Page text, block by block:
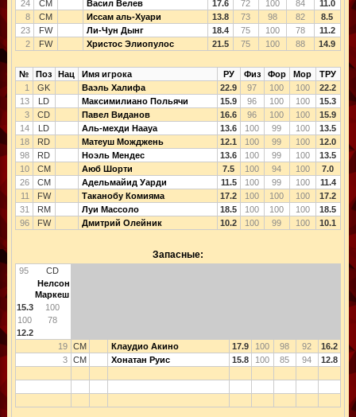
24
CM Васил Велев 17.6 72 100 84
11.0
8
CM Иссам аль-Хуари 13.8 73 98 82
8.5
23
FW Ли-Чун Дынг 18.4 75 100 78
11.2
2
FW Христос Элиопулос 21.5 75 100 88 14.9
№ Поз Нац Имя игрока РУ Физ Фор Мор
ТРУ
1
GK Ваэль Халифа 22.9 97 100 100
22.2
13
LD Максимилиано Польячи 15.9 96 100 100
15.3
3
CD Павел Виданов 16.6 96 100 100
15.9
14
LD Аль-мехди Наауа 13.6 100 99 100
13.5
18
RD Матеуш Можджень 12.1 100 99 100
12.0
98
RD Ноэль Мендес 13.6 100 99 100
13.5
10
CM Аюб Шорти 7.5 100 94 100
7.0
26
CM Адельмайид Уарди 11.5 100 99 100
11.4
11
FW Таканобу Комияма 17.2 100 100 100
17.2
31
RM Луи Массоло 18.5 100 100 100
18.5
96
FW Дмитрий Олейник 10.2 100 99 100 10.1
Запасные:
95
CD
Нелсон
Маркеш
15.3
100
100
78
12.2
19
CM Клаудио Акино 17.9 100 98 92
16.2
3
CM Хонатан Руис 15.8 100 85 94 12.8